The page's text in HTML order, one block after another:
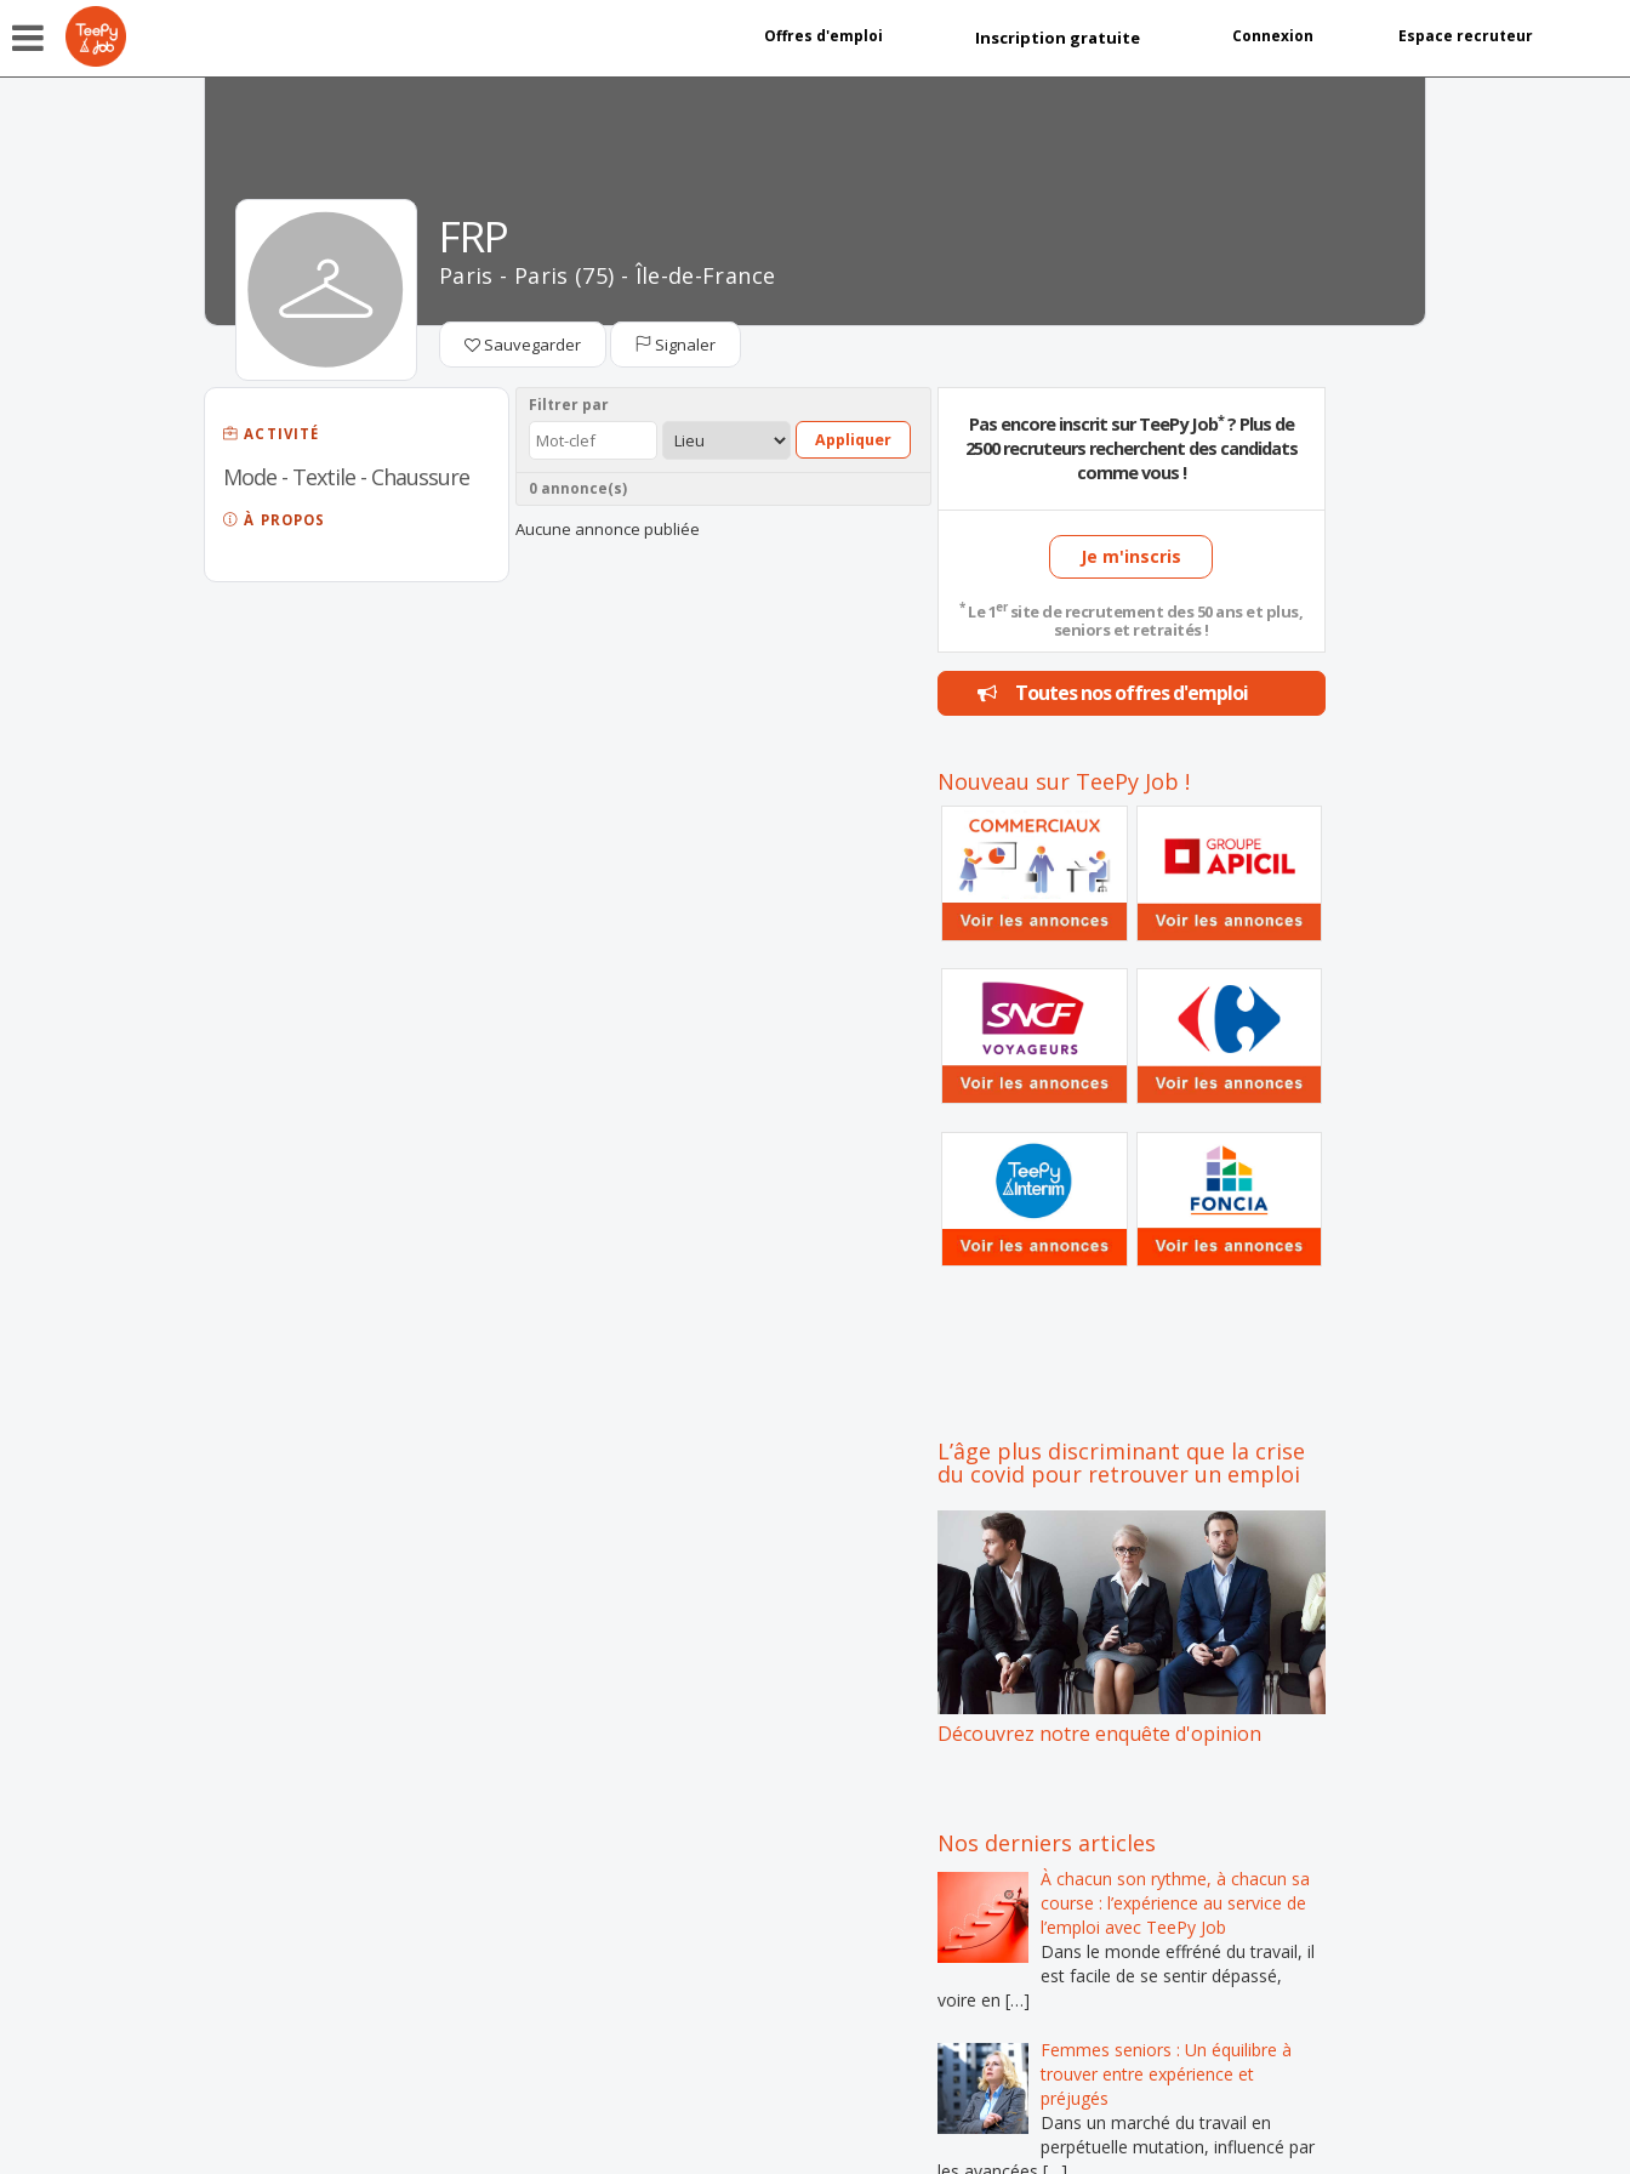
Offres d'emploi Inscription gratuite Connexion Espace recruteur
FRP
Paris - Paris (75) - Île-de-France
Sauvegarder Signaler
ACTIVITÉ
Mode - Textile - Chaussure
À PROPOS
Filtrer par
Appliquer
0 annonce(s)
Aucune annonce publiée
Pas encore inscrit sur TeePy Job*? Plus de
2500 recruteurs recherchent des candidats
comme vous !
Je m'inscris
*Le 1ersite de recrutement des 50 ans et plus,
seniors et retraités !
Toutes nos offres d'emploi
Nouveau sur TeePy Job !
L’âge plus discriminant que la crise
du covid pour retrouver un emploi
Découvrez notre enquête d'opinion
Nos derniers articles
À chacun son rythme, à chacun sa
course : l’expérience au service de
l’emploi avec TeePy Job
Dans le monde effréné du travail, il
est facile de se sentir dépassé,
voire en […]
Femmes seniors : Un équilibre à
trouver entre expérience et
préjugés
Dans un marché du travail en
perpétuelle mutation, influencé par